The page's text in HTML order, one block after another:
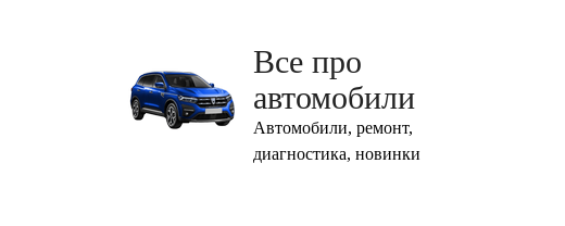
Все про
автомобили
Автомобили, ремонт,
диагностика, новинки